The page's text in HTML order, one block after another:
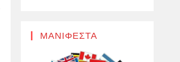
ΜΑΝΙΦΈΣΤΑ